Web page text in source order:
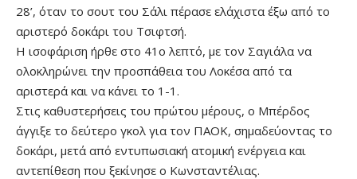
28’, όταν το σουτ του Σάλι πέρασε ελάχιστα έξω από το
αριστερό δοκάρι του Τσιφτσή.
Η ισοφάριση ήρθε στο 41ο λεπτό, με τον Σαγιάλα να
ολοκληρώνει την προσπάθεια του Λοκέσα από τα
αριστερά και να κάνει το 1-1.
Στις καθυστερήσεις του πρώτου μέρους, ο Μπέρδος
άγγιξε το δεύτερο γκολ για τον ΠΑΟΚ, σημαδεύοντας το
δοκάρι, μετά από εντυπωσιακή ατομική ενέργεια και
αντεπίθεση που ξεκίνησε ο Κωνσταντέλιας.